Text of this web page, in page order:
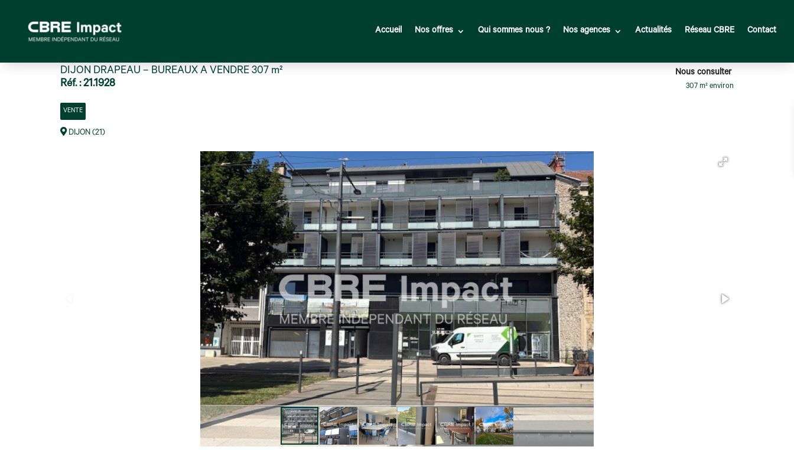
Accueil Nos offres Qui sommes nous ? Nos agences Actualités Réseau CBRE Contact
DIJON DRAPEAU – BUREAUX A VENDRE 307 m²
Réf. : 21.1928
VENTE
DIJON (21)
Nous consulter
307 m² environ